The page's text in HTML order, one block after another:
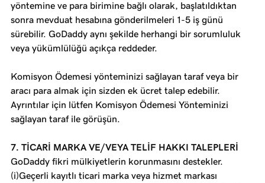
yöntemine ve para birimine bağlı olarak, başlatıldıktan
sonra mevduat hesabına gönderilmeleri 1-5 iş günü
sürebilir. GoDaddy aynı şekilde herhangi bir sorumluluk
veya yükümlülüğü açıkça reddeder.
Komisyon Ödemesi yönteminizi sağlayan taraf veya bir
aracı para almak için sizden ek ücret talep edebilir.
Ayrıntılar için lütfen Komisyon Ödemesi Yönteminizi
sağlayan taraf ile görüşün.
7. TİCARİ MARKA VE/VEYA TELİF HAKKI TALEPLERİ
GoDaddy fikri mülkiyetlerin korunmasını destekler.
(i)Geçerli kayıtlı ticari marka veya hizmet markası